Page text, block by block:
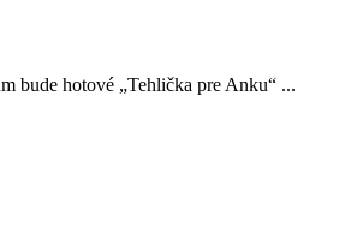
bude hotové „Tehlička pre Anku“ ...